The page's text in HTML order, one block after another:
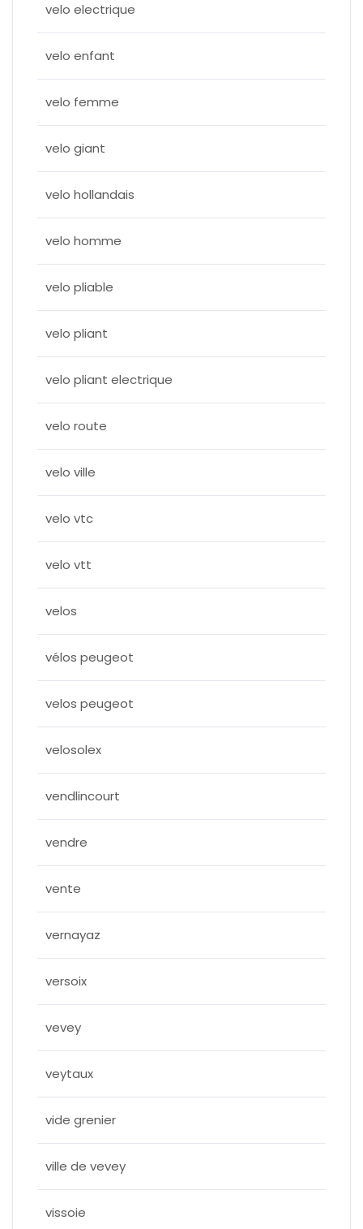
velo electrique
velo enfant
velo femme
velo giant
velo hollandais
velo homme
velo pliable
velo pliant
velo pliant electrique
velo route
velo ville
velo vtc
velo vtt
velos
vélos peugeot
velos peugeot
velosolex
vendlincourt
vendre
vente
vernayaz
versoix
vevey
veytaux
vide grenier
ville de vevey
vissoie